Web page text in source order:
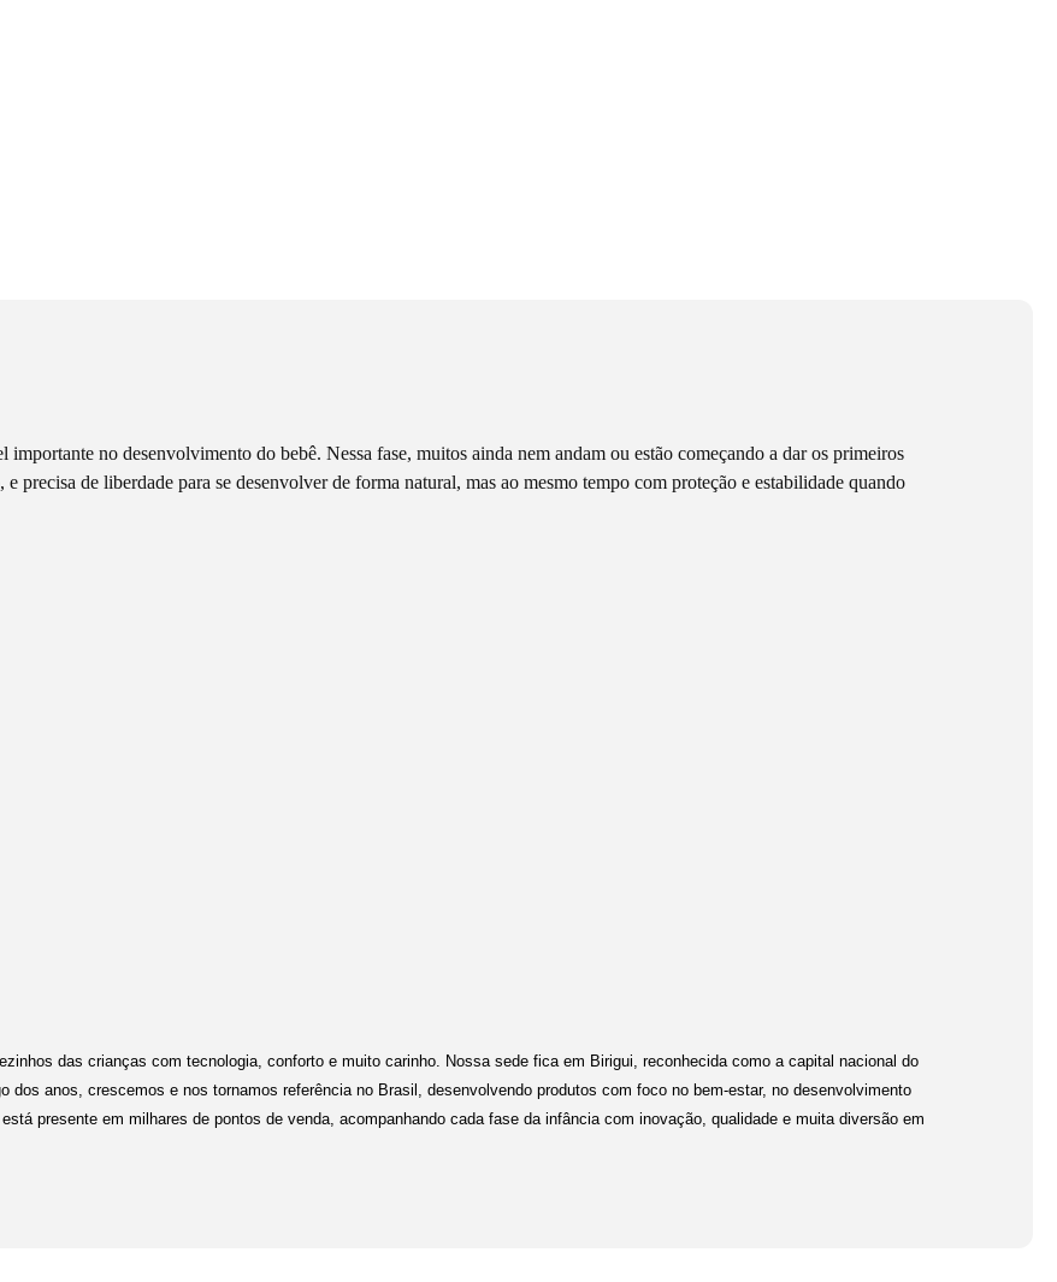
no desenvolvimento do bebê. Nessa fase, muitos ainda nem andam ou estão começando a dar os primeiros
precisa de liberdade para se desenvolver de forma natural, mas ao mesmo tempo com proteção e estabilidade quando
das crianças com tecnologia, conforto e muito carinho. Nossa sede fica em Birigui, reconhecida como a capital nacional do
dos anos, crescemos e nos tornamos referência no Brasil, desenvolvendo produtos com foco no bem-estar, no desenvolvimento
presente em milhares de pontos de venda, acompanhando cada fase da infância com inovação, qualidade e muita diversão em